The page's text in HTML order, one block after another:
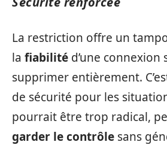
La restriction offre un
la fiabilité d’une connexion
supprimer entièrement.
de sécurité pour les
pourrait être trop radical,
garder le contrôle sans